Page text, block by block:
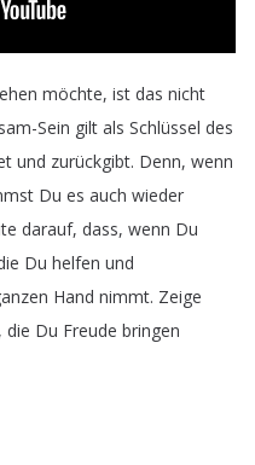
möchte, ist das nicht
Sein gilt als Schlüssel des
und zurückgibt. Denn, wenn
Du es auch wieder
darauf, dass, wenn Du
Du helfen und
Hand nimmt. Zeige
, die Du Freude bringen